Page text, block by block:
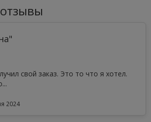
свой заказ. Это то что я хотел.
2024